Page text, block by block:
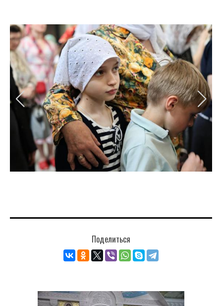
Поделиться